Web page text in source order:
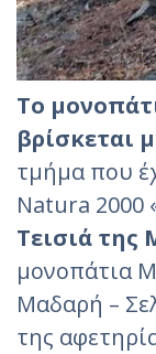
Το
βρίσκεται
τμήμα που
Natura
Τεισιά της
μονοπάτια
Μαδαρή –
της